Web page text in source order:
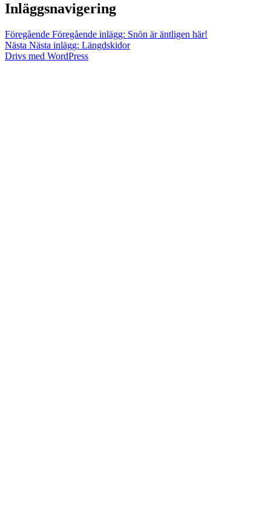
Inläggsnavigering
Föregående Föregående inlägg: Snön är äntligen här!
Nästa Nästa inlägg: Längdskidor
Drivs med WordPress